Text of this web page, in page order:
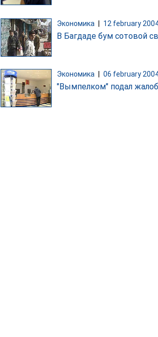
Экономика | 12 february 2004
В Багдаде бум сотовой
Экономика | 06 february 2004
"Вымпелком" подал